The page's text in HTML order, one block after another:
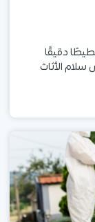
دقيقًا
سلام الأثاث